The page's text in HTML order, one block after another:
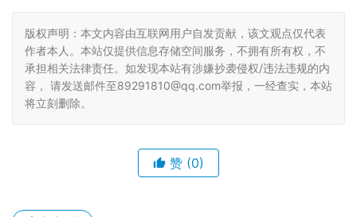
版权声明：本文内容由互联网用户自发贡献，该文观点仅代表
作者本人。本站仅提供信息存储空间服务，不拥有所有权，不
承担相关法律责任。如发现本站有涉嫌抄袭侵权/违法违规的内
容， 请发送邮件至89291810@qq.com举报，一经查实，本站
将立刻删除。
赞 (0)